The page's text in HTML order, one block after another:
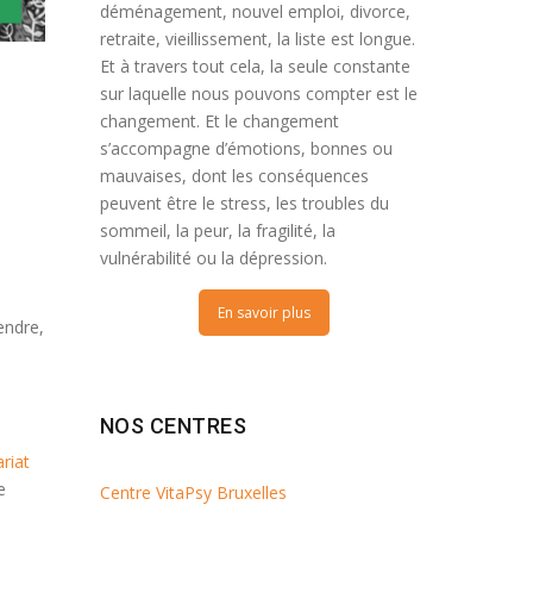
déménagement, nouvel emploi, divorce,
retraite, vieillissement, la liste est longue.
Et à travers tout cela, la seule constante
sur laquelle nous pouvons compter est le
changement. Et le changement
s’accompagne d’émotions, bonnes ou
mauvaises, dont les conséquences
peuvent être le stress, les troubles du
sommeil, la peur, la fragilité, la
vulnérabilité ou la dépression.
En savoir plus
NOS CENTRES
Centre VitaPsy Bruxelles